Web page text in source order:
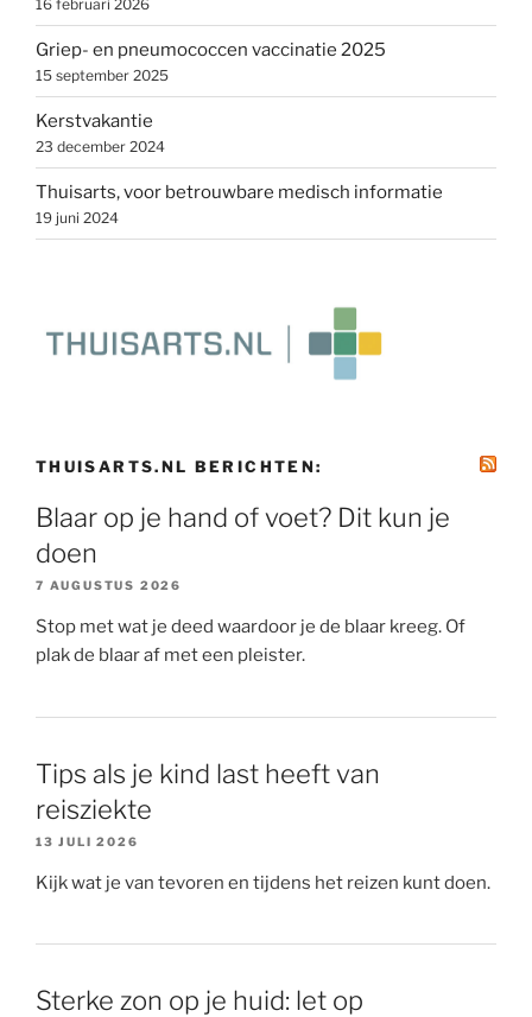
16 februari 2026
Griep- en pneumococcen vaccinatie 2025
15 september 2025
Kerstvakantie
23 december 2024
Thuisarts, voor betrouwbare medisch informatie
19 juni 2024
THUISARTS.NL BERICHTEN:
Blaar op je hand of voet? Dit kun je
doen
7 AUGUSTUS 2026
Stop met wat je deed waardoor je de blaar kreeg. Of
plak de blaar af met een pleister.
Tips als je kind last heeft van
reisziekte
13 JULI 2026
Kijk wat je van tevoren en tijdens het reizen kunt doen.
Sterke zon op je huid: let op